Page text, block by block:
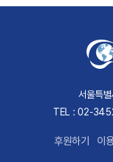
서울특
TEL : 02-
후원하기 이